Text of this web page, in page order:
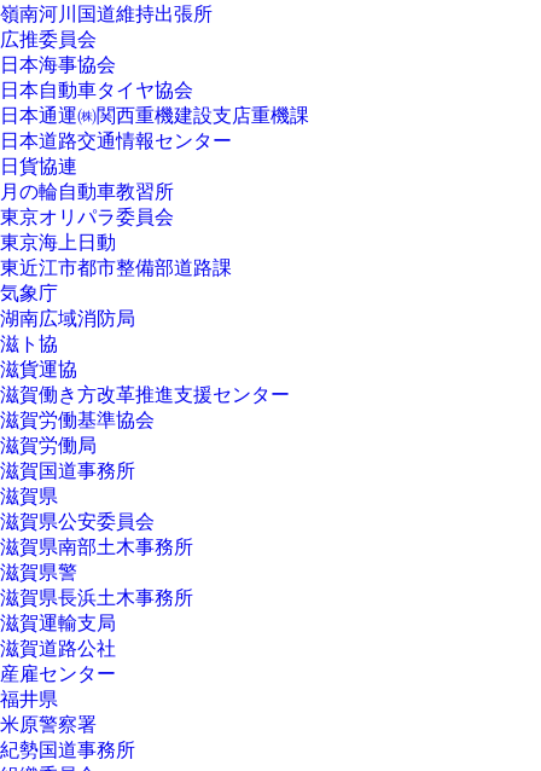
嶺南河川国道維持出張所
広推委員会
日本海事協会
日本自動車タイヤ協会
日本通運㈱関西重機建設支店重機課
日本道路交通情報センター
日貨協連
月の輪自動車教習所
東京オリパラ委員会
東京海上日動
東近江市都市整備部道路課
気象庁
湖南広域消防局
滋ト協
滋貨運協
滋賀働き方改革推進支援センター
滋賀労働基準協会
滋賀労働局
滋賀国道事務所
滋賀県
滋賀県公安委員会
滋賀県南部土木事務所
滋賀県警
滋賀県長浜土木事務所
滋賀運輸支局
滋賀道路公社
産雇センター
福井県
米原警察署
紀勢国道事務所